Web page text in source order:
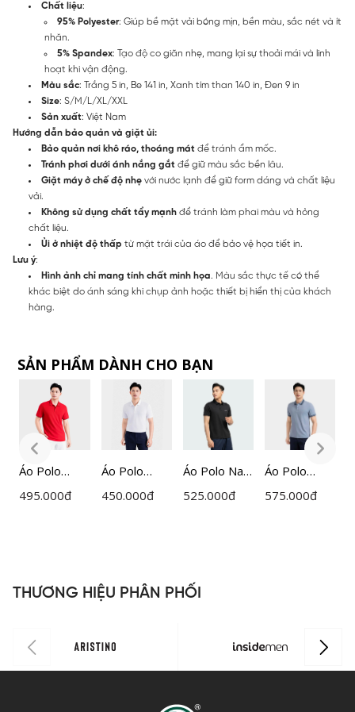
Chất liệu:
95% Polyester: Giúp bề mặt vải bóng mịn, bền màu, sắc nét và ít
nhăn.
5% Spandex: Tạo độ co giãn nhẹ, mang lại sự thoải mái và linh
hoạt khi vận động.
Màu sắc: Trắng 5 in, Be 141 in, Xanh tím than 140 in, Đen 9 in
Size: S/M/L/XL/XXL
Sản xuất: Việt Nam
Hướng dẫn bảo quản và giặt ủi:
Bảo quản nơi khô ráo, thoáng mát để tránh ẩm mốc.
Tránh phơi dưới ánh nắng gắt để giữ màu sắc bền lâu.
Giặt máy ở chế độ nhẹ với nước lạnh để giữ form dáng và chất liệu
vải.
Không sử dụng chất tẩy mạnh để tránh làm phai màu và hỏng
chất liệu.
Ủi ở nhiệt độ thấp từ mặt trái của áo để bảo vệ họa tiết in.
Lưu ý:
Hình ảnh chỉ mang tính chất minh họa. Màu sắc thực tế có thể
khác biệt do ánh sáng khi chụp ảnh hoặc thiết bị hiển thị của khách
hàng.
SẢN PHẨM DÀNH CHO BẠN
Áo Polo
Ngắn Tay
495.000đ
Áo Polo
Ngắn Tay
450.000đ
Áo Polo Nam
Insidemen
525.000đ
Áo Polo
ngắn tay
575.000đ
THƯƠNG HIỆU PHÂN PHỐI